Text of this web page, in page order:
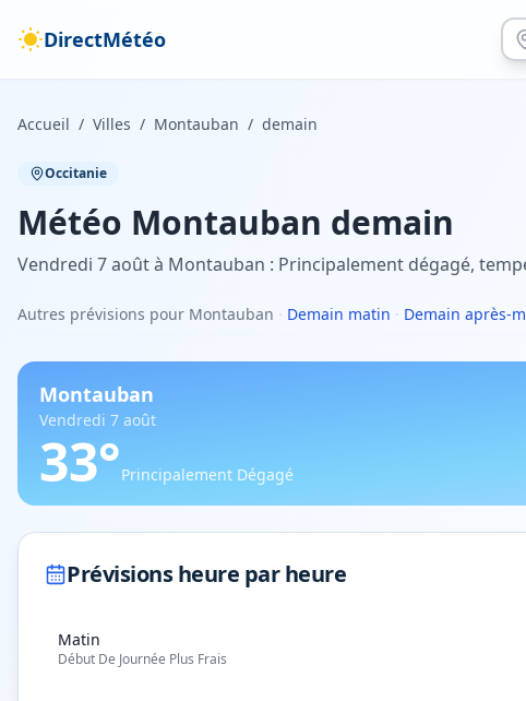
DirectMétéo
Accueil / Villes / Montauban / demain
Occitanie
Météo Montauban demain
Vendredi 7 août à Montauban : Principalement dégagé,
Autres prévisions pour Montauban · Demain matin · Demain après-
Montauban
Vendredi 7 août
33°Principalement Dégagé
Prévisions heure par heure
Matin
Début De Journée Plus Frais